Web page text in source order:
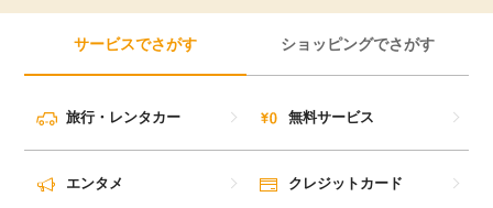
サービスでさがす ショッピングでさがす
旅行・レンタカー 無料サービス
エンタメ クレジットカード